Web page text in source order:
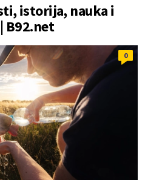
istorija, nauka i
B92.net
0